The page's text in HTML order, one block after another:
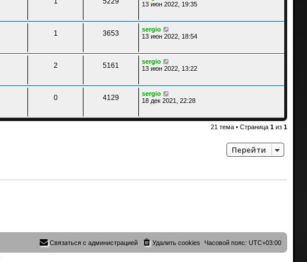
13 июн 2022, 19:35
1 3653
sergio
13 июн 2022, 18:54
2 5161
sergio
13 июн 2022, 13:22
0 4129
sergio
18 дек 2021, 22:28
21 тема • Страница1 из1
Перейти
Часовой пояс:UTC+03:00
Удалить cookies
Связаться с администрацией